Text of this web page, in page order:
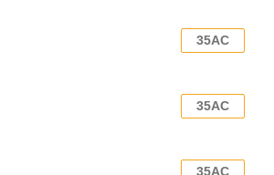
35AC
35AC
35AC